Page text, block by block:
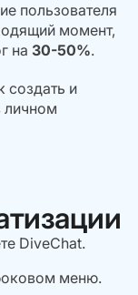
пользователя
момент,
на 30-50%.
создать и
личном
DiveChat.
меню.